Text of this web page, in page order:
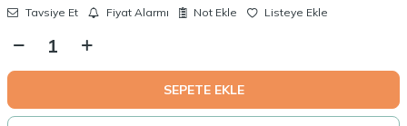
Tavsiye Et Fiyat Alarmı Not Ekle Listeye Ekle
SEPETE EKLE